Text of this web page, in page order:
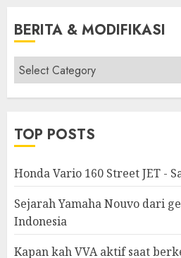
BERITA & MODIFIKASI
Berita
&
Modifikasi
TOP POSTS
Honda Vario 160 Street JET -
Sejarah Yamaha Nouvo dari
Indonesia
Kapan kah VVA aktif saat